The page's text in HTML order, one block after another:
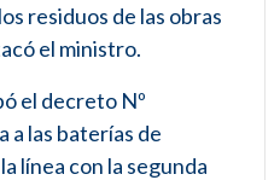
residuos de las obras
el ministro.
el decreto Nº
a las baterías de
línea con la segunda